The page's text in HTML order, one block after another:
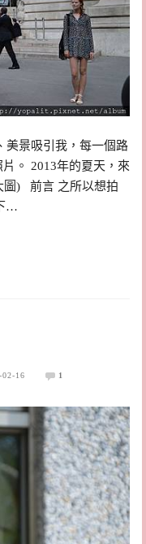
美景吸引我，每一個路
。 2013年的夏天，來
圖) 前言 之所以想拍
…
02-16 1